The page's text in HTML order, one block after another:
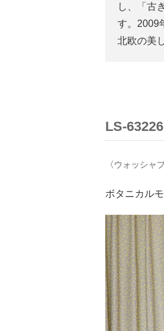
し、「古
す。2009
北欧の美
LS-
〈ウォッシャ
ボタニカル